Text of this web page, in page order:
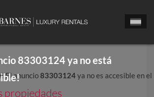
83303124ya no está
propiedades
El anuncio83303124ya no es accesible en el